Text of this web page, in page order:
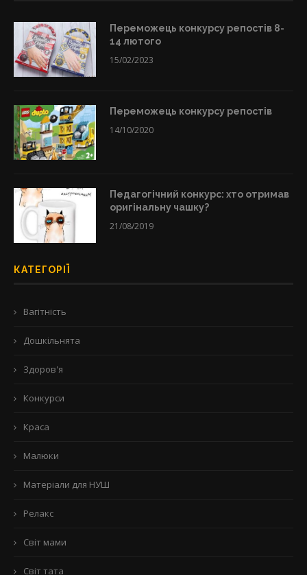
Переможець конкурсу репостів 8-
14 лютого
15/02/2023
Переможець конкурсу репостів
14/10/2020
Педагогічний конкурс: хто отримав
оригінальну чашку?
21/08/2019
КАТЕГОРІЇ
Вагітність
Дошкільнята
Здоров'я
Конкурси
Краса
Малюки
Матеріали для НУШ
Релакс
Світ мами
Світ тата